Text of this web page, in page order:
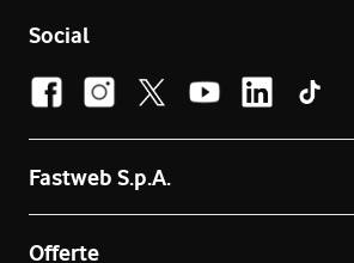
Social
Fastweb S.p.A.
Offerte